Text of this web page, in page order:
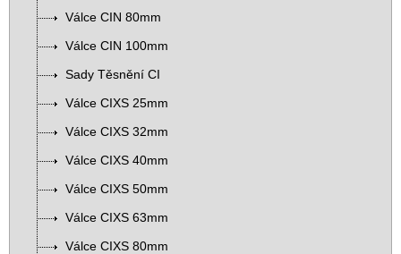
Válce CIN 80mm
Válce CIN 100mm
Sady Těsnění CI
Válce CIXS 25mm
Válce CIXS 32mm
Válce CIXS 40mm
Válce CIXS 50mm
Válce CIXS 63mm
Válce CIXS 80mm